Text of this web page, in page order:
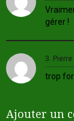
gérer !
3. Pierre
trop
Ajouter un